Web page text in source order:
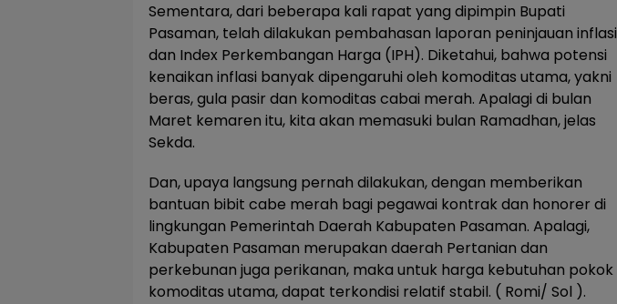
Sementara, dari beberapa kali rapat yang dipimpin Bupati
Pasaman, telah dilakukan pembahasan laporan peninjauan inflasi
dan Index Perkembangan Harga (IPH). Diketahui, bahwa potensi
kenaikan inflasi banyak dipengaruhi oleh komoditas utama, yakni
beras, gula pasir dan komoditas cabai merah. Apalagi di bulan
Maret kemaren itu, kita akan memasuki bulan Ramadhan, jelas
Sekda.
Dan, upaya langsung pernah dilakukan, dengan memberikan
bantuan bibit cabe merah bagi pegawai kontrak dan honorer di
lingkungan Pemerintah Daerah Kabupaten Pasaman. Apalagi,
Kabupaten Pasaman merupakan daerah Pertanian dan
perkebunan juga perikanan, maka untuk harga kebutuhan pokok
komoditas utama, dapat terkondisi relatif stabil. ( Romi/ Sol ).